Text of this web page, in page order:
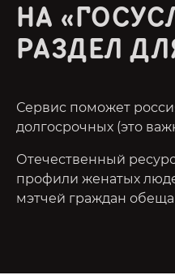
НА
РАЗДЕЛ
Сервис поможет
долгосрочных (это
Отечественный
профили женатых
мэтчей граждан